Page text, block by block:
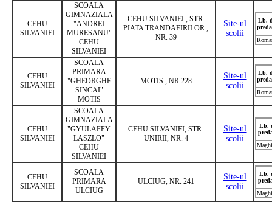
CEHU
SILVANIEI
SCOALA
GIMNAZIALA
"ANDREI
MURESANU"
CEHU
SILVANIEI
CEHU SILVANIEI , STR.
PIATA TRANDAFIRILOR ,
NR. 39
Site-ul
scolii
Lb.
CEHU
SILVANIEI
SCOALA
PRIMARA
"GHEORGHE
SINCAI"
MOTIS
MOTIS , NR.228
Site-ul
scolii
Lb.
CEHU
SILVANIEI
SCOALA
GIMNAZIALA
"GYULAFFY
LASZLO"
CEHU
SILVANIEI
CEHU SILVANIEI, STR.
UNIRII, NR. 4
Site-ul
scolii
Lb.
CEHU
SILVANIEI
SCOALA
PRIMARA
ULCIUG
ULCIUG, NR. 241
Site-ul
scolii
Lb.